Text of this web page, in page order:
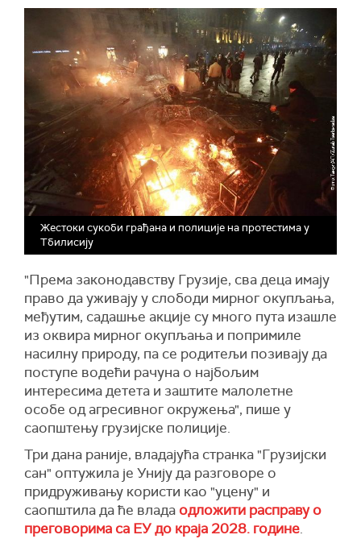
Жестоки сукоби грађана и полиције на протестима у
Тбилисију
"Према законодавству Грузије, сва деца имају
право да уживају у слободи мирног окупљања,
међутим, садашње акције су много пута изашле
из оквира мирног окупљања и попримиле
насилну природу, па се родитељи позивају да
поступе водећи рачуна о најбољим
интересима детета и заштите малолетне
особе од агресивног окружења", пише у
саопштењу грузијске полиције.
Три дана раније, владајућа странка "Грузијски
сан" оптужила је Унију да разговоре о
придруживању користи као "уцену" и
саопштила да ће влада одложити расправу о
преговорима са ЕУ до краја 2028. године.